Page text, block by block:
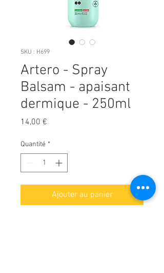
SKU : H699
Artero - Spray
Balsam - apaisant
dermique - 250ml
14,00 €
Quantité *
Ajouter au panier